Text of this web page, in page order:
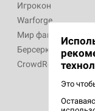
Игрокон
Warforge
Мир фантастики
Берсерк
CrowdRepublic
Это